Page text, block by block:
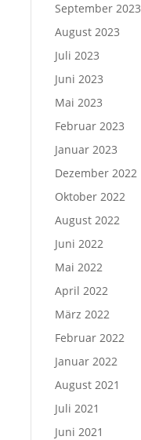
September 2023
August 2023
Juli 2023
Juni 2023
Mai 2023
Februar 2023
Januar 2023
Dezember 2022
Oktober 2022
August 2022
Juni 2022
Mai 2022
April 2022
März 2022
Februar 2022
Januar 2022
August 2021
Juli 2021
Juni 2021